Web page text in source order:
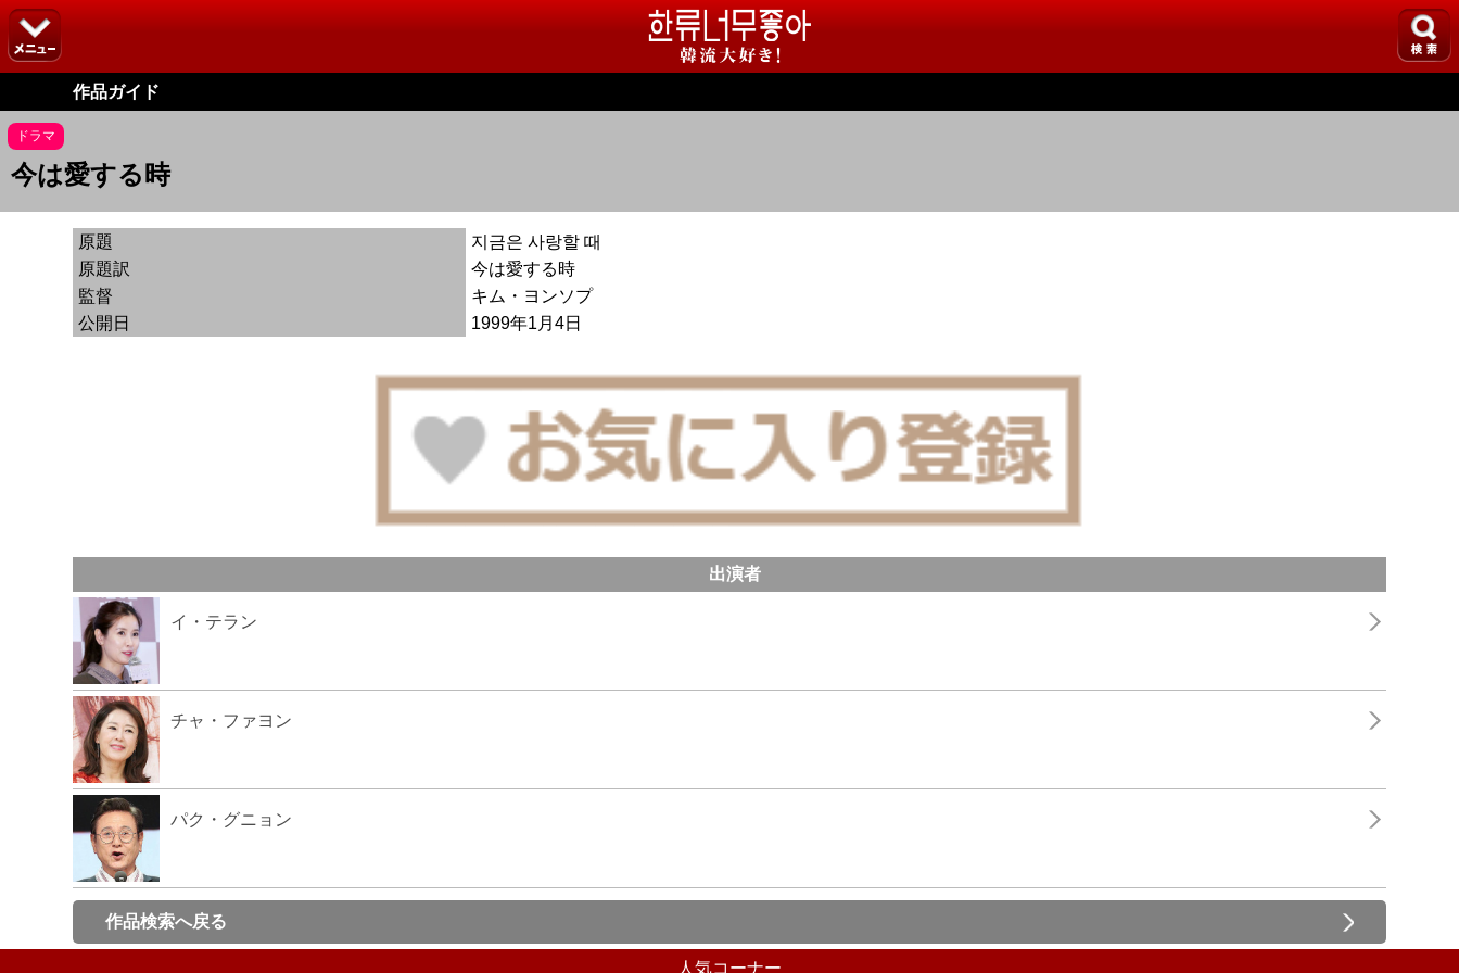
作品ガイド
ドラマ
今は愛する時
原題
지금은 사랑할 때
原題訳
今は愛する時
監督
キム・ヨンソプ
公開日
1999年1月4日
出演者
イ・テラン
チャ・ファヨン
パク・グニョン
作品検索へ戻る
人気コーナー